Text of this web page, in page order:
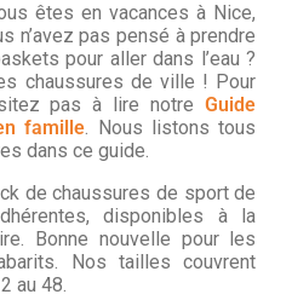
êtes en vacances à Nice,
n’avez pas pensé à prendre
pour aller dans l’eau ?
chaussures de ville ! Pour
pas à lire notreGuide
famille. Nous listons tous
dans ce guide.
de chaussures de sport de
disponibles à la
Bonne nouvelle pour les
Nos tailles couvrent
au 48.